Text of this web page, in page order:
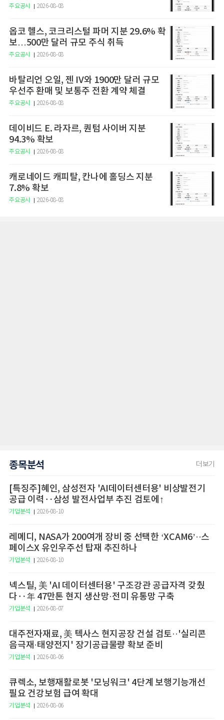
주요공시 2026-08-08
옵코 헬스, 코크리스털 파머 지분 29.6% 확
보…500만 달러 규모 주식 취득
주요공시 2026-08-08
바탈리언 오일, 젠 IV와 1900만 달러 규모
우선주 환매 및 보통주 전환 계약 체결
주요공시 2026-08-08
데이비드 E. 라자르, 퀀텀 사이버 지분
94.3% 확보
주요공시 2026-08-08
캐로네이드 캐피탈, 칸나에 홀딩스 지분
7.8% 확보
주요공시 2026-08-08
종목분석 더보기
[특징주]혜인, 삼성전자 'AI데이터센터용' 비상발전기
공급 이력‥삼성 발전사업부 추진 검토에↑
기업분석 2026-08-10
레메디, NASA가 200여개 장비 중 선택한 ‘XCAM6’··스
페이스X 유인우주선 탑재 추진하나
기업분석 2026-08-10
넥스틸, 美 'AI 데이터센터용' 구조강관 공급자격 갖췄
다‥年 47만톤 현지 생산망·전미 유통망 구축
기업분석 2026-08-07
대주전자재료, 美 텍사스 현지공장 건설 검토··'실리콘
음극재·태양전지' 장기공급물량 확보 준비
기업분석 2026-08-06
큐렉소, 보행재활로봇 '모닝워크' 4단계 보행기능개선
필요 건강보험 급여 확대
기업분석 2026-08-06